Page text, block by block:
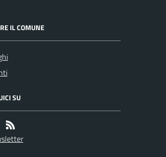
IL COMUNE
SU